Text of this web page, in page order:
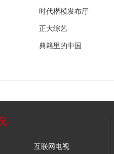
时代楷模发布厅
正大综艺
典籍里的中国
互联网电视